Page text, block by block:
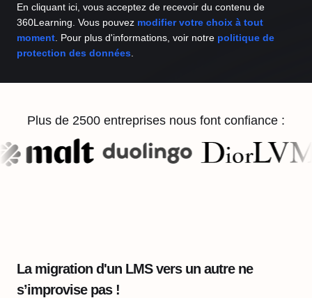
En cliquant ici, vous acceptez de recevoir du contenu de
360Learning. Vous pouvez modifier votre choix à tout
moment . Pour plus d'informations, voir notre politique de
protection des données
Plus de 2500 entreprises nous font confiance :
La migration d'un LMS vers un autre ne
s’improvise pas !